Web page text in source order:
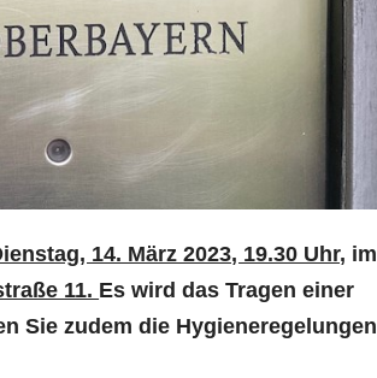
14. März 2023, 19.30 Uhr, im
11. Es wird das Tragen einer
Sie zudem die Hygieneregelungen